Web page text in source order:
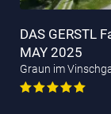
DAS GERSTL
MAY 2025
Graun im